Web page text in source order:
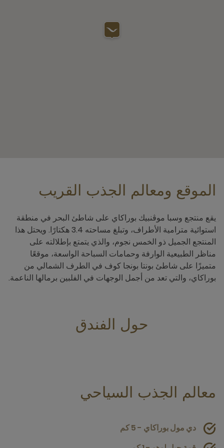
الموقع ومعالم الجذب القريب
يقع منتجع وسبا موڤنبيك بوراكاي على شاطئ البحر في منطقة
استوائية مترامية الأطراف، وتبلغ مساحته 3.4 هكتارًا. ويحتل هذا
المنتجع الجميل ذو الخمس نجوم، والذي يتمتع بإطلالته على
مناظر الطبيعية الوارفة وحمامات السباحة الواسعة، موقعًا
متميزًا على شاطئ بونتا بونجا كوف في الطرف الشمالي من
بوراكاي، والتي تعد من أجمل الوجهات في الفلبين برمالها الناعمة.
حول الفندق
معالم الجذب السياحي
دي مول بوراكاي - 5 كم